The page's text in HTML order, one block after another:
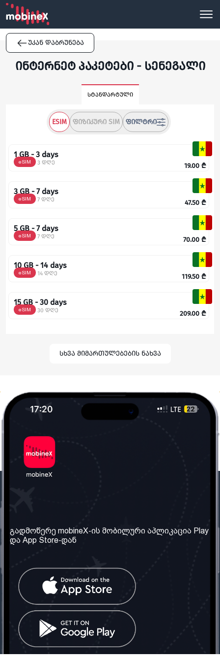
უკან დაბრუნება
ინტერნეტ პაკეტები - სენეგალი
სტანდარტული
ESIM ᲤᲘᲖᲘᲙᲣᲠᲘ SIM ᲤᲘᲚᲢᲠᲘ
1 GB - 3 days
eSIM 3 დღე 19.00 ₾
3 GB - 7 days
eSIM 7 დღე 47.50 ₾
5 GB - 7 days
eSIM 7 დღე 70.00 ₾
10 GB - 14 days
eSIM 14 დღე 119.50 ₾
15 GB - 30 days
eSIM 30 დღე 209.00 ₾
სხვა მიმართულებების ნახვა
ჩვენ შესახებ
ჩვენი სერვისები
წესები და პირობები
კითხვები
კონტაქტი
საქართველო: თბილისი
ტელ: 032 2 04 00 50
ელ. ფოსტა:
info@mobinex.ge
სოციალური ქსელი
გადმოწერე mobineX-ის მობილური აპლიკაცია Play
და App Store-დან